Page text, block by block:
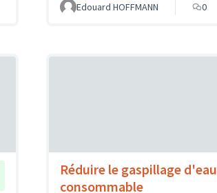
Edouard HOFFMANN 0
Réduire le gaspillage d'eau
consommable